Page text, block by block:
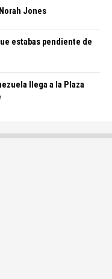
Jones
estabas pendiente de
llega a la Plaza